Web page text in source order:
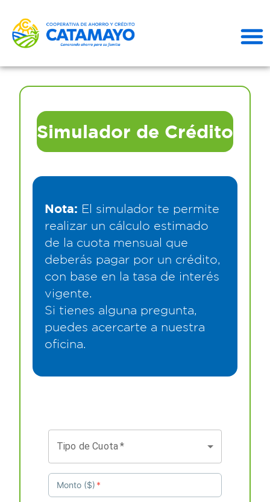
Simulador de Crédito
Nota: El simulador te permite
realizar un cálculo estimado
de la cuota mensual que
deberás pagar por un crédito,
con base en la tasa de interés
vigente.
Si tienes alguna pregunta,
puedes acercarte a nuestra
oficina.
Tipo de Cuota*
Monto ($) *